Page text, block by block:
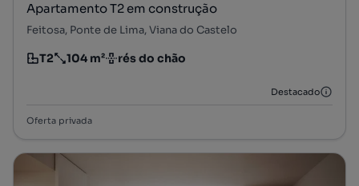
Apartamento T2 em construção
Feitosa, Ponte de Lima, Viana do Castelo
Tipologia
T2
Preço por metro quadrado
104 m²
Andar rés do chão
Destacado
Oferta privada